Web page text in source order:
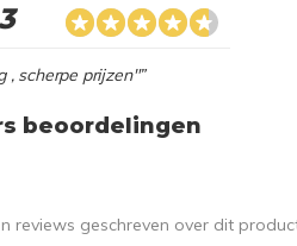
, scherpe prijzen"”
beoordelingen
reviews geschreven over dit